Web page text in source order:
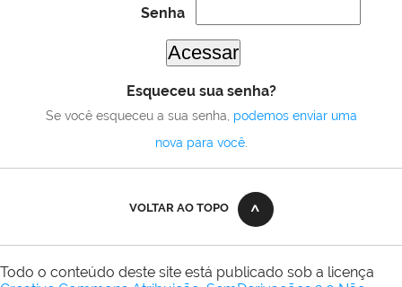
Senha
Esqueceu sua senha?
Se você esqueceu a sua senha, podemos enviar uma
nova para você.
VOLTAR AO TOPO
Todo o conteúdo deste site está publicado sob a licença